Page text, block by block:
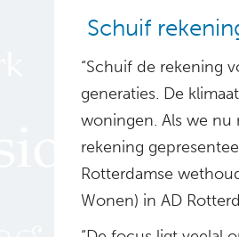
Schuif
“Schuif de rekening
generaties. De
woningen. Als we nu
rekening
Rotterdamse
Wonen) in AD